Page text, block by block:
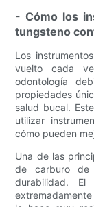
- Cómo los
tungsteno
Los
vuelto cada
odontología
propiedades
salud bucal.
utilizar
cómo pueden
Una de las
de carburo de
durabilidad.